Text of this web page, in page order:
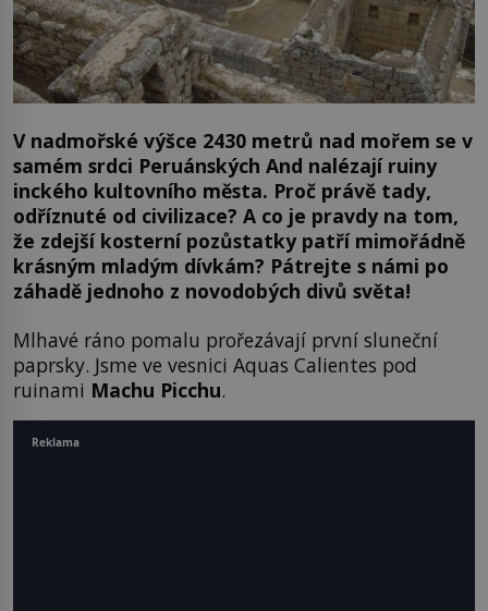
V nadmořské výšce 2430 metrů nad mořem se v
samém srdci Peruánských And nalézají ruiny
inckého kultovního města. Proč právě tady,
odříznuté od civilizace? A co je pravdy na tom,
že zdejší kosterní pozůstatky patří mimořádně
krásným mladým dívkám? Pátrejte s námi po
záhadě jednoho z novodobých divů světa!
Mlhavé ráno pomalu prořezávají první sluneční
paprsky. Jsme ve vesnici Aquas Calientes pod
ruinami Machu Picchu.
Reklama